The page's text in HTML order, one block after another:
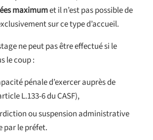
maximumet il n’est pas possible de
sur ce type d’accueil.
ne peut pas être effectué si le
le coup :
pénale d’exercer auprès de
L.133-6 du CASF),
ou suspension administrative
par le préfet.